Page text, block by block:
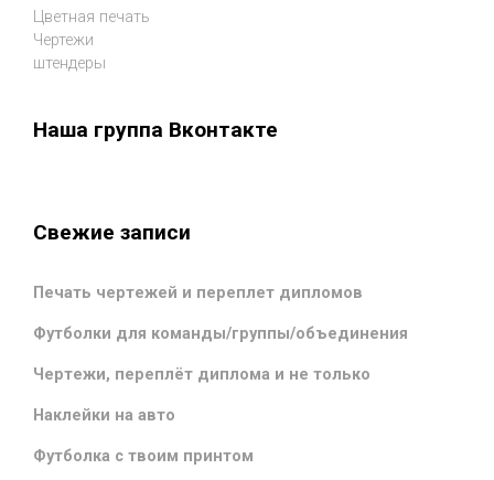
Цветная печать
Чертежи
штендеры
Наша группа Вконтакте
Свежие записи
Печать чертежей и переплет дипломов
Футболки для команды/группы/объединения
Чертежи, переплёт диплома и не только
Наклейки на авто
Футболка с твоим принтом